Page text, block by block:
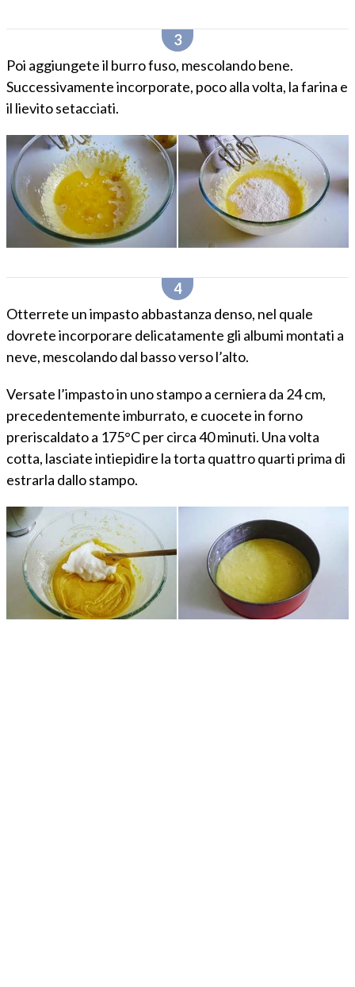
Poi aggiungete il burro fuso, mescolando bene.
Successivamente incorporate, poco alla volta, la farina e
il lievito setacciati.
Otterrete un impasto abbastanza denso, nel quale
dovrete incorporare delicatamente gli albumi montati a
neve, mescolando dal basso verso l’alto.
Versate l’impasto in uno stampo a cerniera da 24 cm,
precedentemente imburrato, e cuocete in forno
preriscaldato a 175°C per circa 40 minuti. Una volta
cotta, lasciate intiepidire la torta quattro quarti prima di
estrarla dallo stampo.